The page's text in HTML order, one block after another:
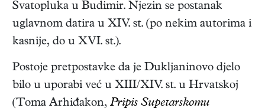
Svatopluka u Budimir. Njezin se postanak
uglavnom datira u XIV. st. (po nekim autorima i
kasnije, do u XVI. st.).
Postoje pretpostavke da je Dukljaninovo djelo
bilo u uporabi već u XIII/XIV. st. u Hrvatskoj
(Toma Arhiđakon, Pripis Supetarskomu